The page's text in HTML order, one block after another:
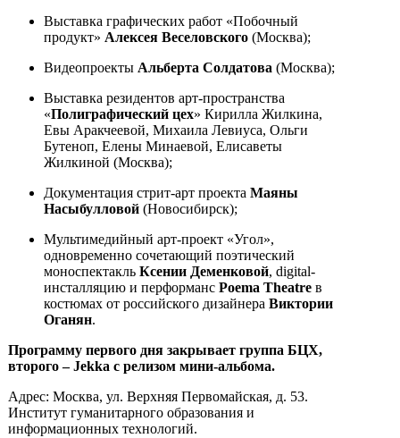
Выставка графических работ «Побочный
продукт» Алексея Веселовского (Москва);
Видеопроекты Альберта Солдатова (Москва);
Выставка резидентов арт-пространства
«Полиграфический цех» Кирилла Жилкина,
Евы Аракчеевой, Михаила Левиуса, Ольги
Бутеноп, Елены Минаевой, Елисаветы
Жилкиной (Москва);
Документация стрит-арт проекта Маяны
Насыбулловой (Новосибирск);
Мультимедийный арт-проект «Угол»,
одновременно сочетающий поэтический
моноспектакль Ксении Деменковой, digital-
инсталляцию и перформанс Poema Theatre в
костюмах от российского дизайнера Виктории
Оганян.
Программу первого дня закрывает группа БЦХ,
второго – Jekka с релизом мини-альбома.
Адрес: Москва, ул. Верхняя Первомайская, д. 53.
Институт гуманитарного образования и
информационных технологий.